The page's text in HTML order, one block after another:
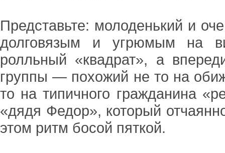
Представьте: молоденький и
долговязым и угрюмым на
ролльный «квадрат», а
группы — похожий не то на
то на типичного гражданина
«дядя Федор», который
этом ритм босой пяткой.